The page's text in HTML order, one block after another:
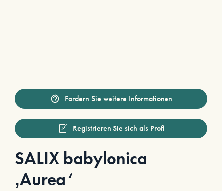
Fordern Sie weitere Informationen
Registrieren Sie sich als Profi
SALIX babylonica
‚Aurea‘